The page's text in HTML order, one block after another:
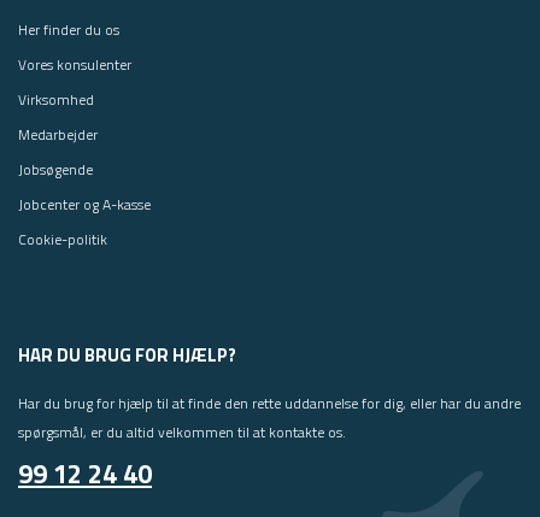
Her finder du os
Vores konsulenter
Virksomhed
Medarbejder
Jobsøgende
Jobcenter og A-kasse
Cookie-politik
HAR DU BRUG FOR HJÆLP?
Har du brug for hjælp til at finde den rette uddannelse for dig, eller har du andre
spørgsmål, er du altid velkommen til at kontakte os.
99 12 24 40